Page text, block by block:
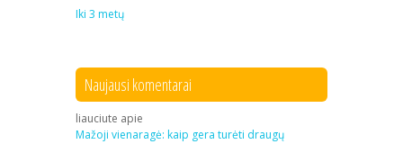
Iki 3 metų
Naujausi komentarai
liauciute apie
Mažoji vienaragė: kaip gera turėti draugų